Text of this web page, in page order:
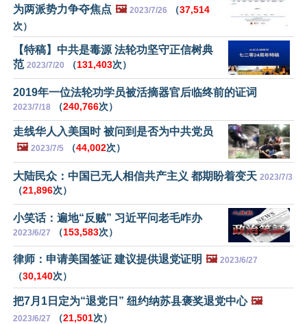
为两派势力争夺焦点 🖼️ 2023/7/26 （37,514
次）
【特稿】中共是毒源 法轮功坚守正信树典
范 2023/7/20 （131,403次）
2019年一位法轮功学员被活摘器官后临终前的证词
2023/7/18 （240,766次）
走线华人入美国时 被问到是否为中共党员
🖼️ 2023/7/5 （44,002次）
大陆民众：中国已无人相信共产主义 都期盼着变天 2023/7/3
（21,896次）
小笑话：遍地“反贼” 习近平问老毛咋办
2023/6/27 （153,583次）
律师：申请美国签证 建议提供退党证明 🖼️ 2023/6/27
（30,140次）
把7月1日定为“退党日” 纽约纳苏县褒奖退党中心 🖼️
2023/6/27 （21,501次）